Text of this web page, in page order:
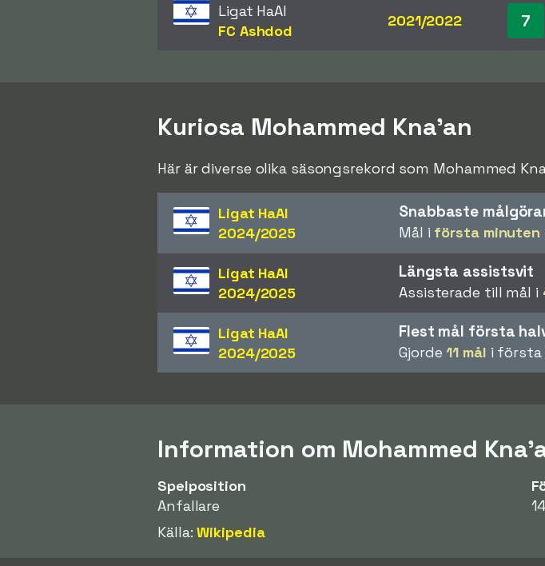
Ligat HaAl
FC Ashdod
2021/2022 7
Kuriosa Mohammed Kna'an
Här är diverse olika säsongsrekord som Mohammed
Ligat HaAl
2024/2025
Snabbaste
Mål i första minuten
Ligat HaAl
2024/2025
Längsta assistsvit
Assisterade till mål i
Ligat HaAl
2024/2025
Flest mål första
Gjorde11 mål i första
Information om Mohammed
Spelposition
Anfallare
Källa:Wikipedia